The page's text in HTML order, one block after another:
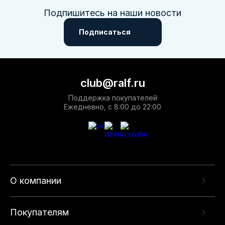
Подпишитесь на наши новости
Подписаться
О компании
Покупателям
club@ralf.ru
Поддержка покупателей
Ежедневно, с 8:00 до 22:00